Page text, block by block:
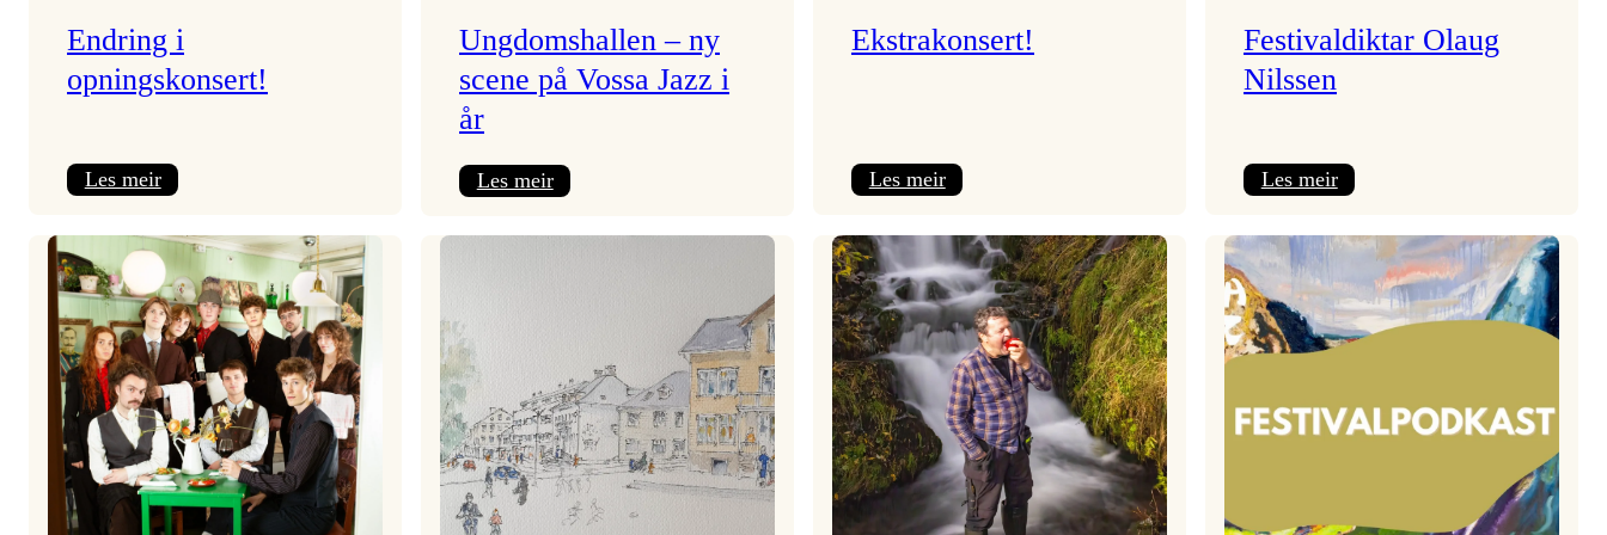
Endring i
opningskonsert!
Les meir:
i
opningskonsert!
Ungdomshallen – ny
scene på Vossa Jazz i
år
Les meir:
–
Vossa
Jazz
i
år
Ekstrakonsert!
Les meir:
Festivaldiktar Olaug
Nilssen
Les meir:
Olaug
Nilssen